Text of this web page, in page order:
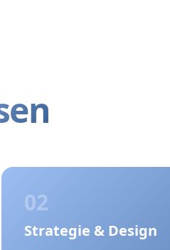
02
Strategie & Design